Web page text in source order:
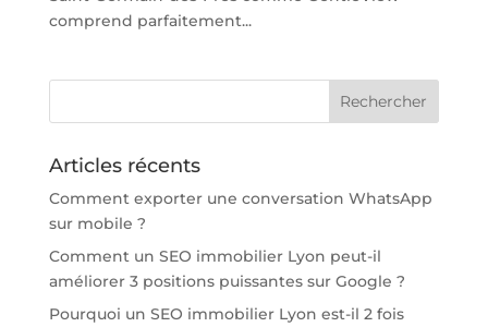
comprend parfaitement...
Articles récents
Comment exporter une conversation WhatsApp
sur mobile ?
Comment un SEO immobilier Lyon peut-il
améliorer 3 positions puissantes sur Google ?
Pourquoi un SEO immobilier Lyon est-il 2 fois